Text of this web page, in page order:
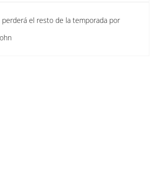
perderá el resto de la temporada por